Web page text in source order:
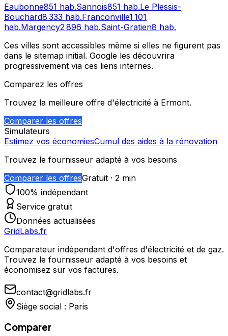
Eaubonne851 hab.Sannois851 hab.Le Plessis-
Bouchard8 333 hab.Franconville1 101
hab.Margency2 896 hab.Saint-Gratien8 hab.
Ces villes sont accessibles même si elles ne figurent pas
dans le sitemap initial. Google les découvrira
progressivement via ces liens internes.
Comparez les offres
Trouvez la meilleure offre d'électricité à Ermont.
Comparer les offres
Simulateurs
Estimez vos économiesCumul des aides à la rénovation
Trouvez le fournisseur adapté à vos besoins
Comparer les offresGratuit · 2 min
100% indépendant
Service gratuit
Données actualisées
GridLabs.fr
Comparateur indépendant d'offres d'électricité et de gaz.
Trouvez le fournisseur adapté à vos besoins et
économisez sur vos factures.
contact@gridlabs.fr
Siège social : Paris
Comparer